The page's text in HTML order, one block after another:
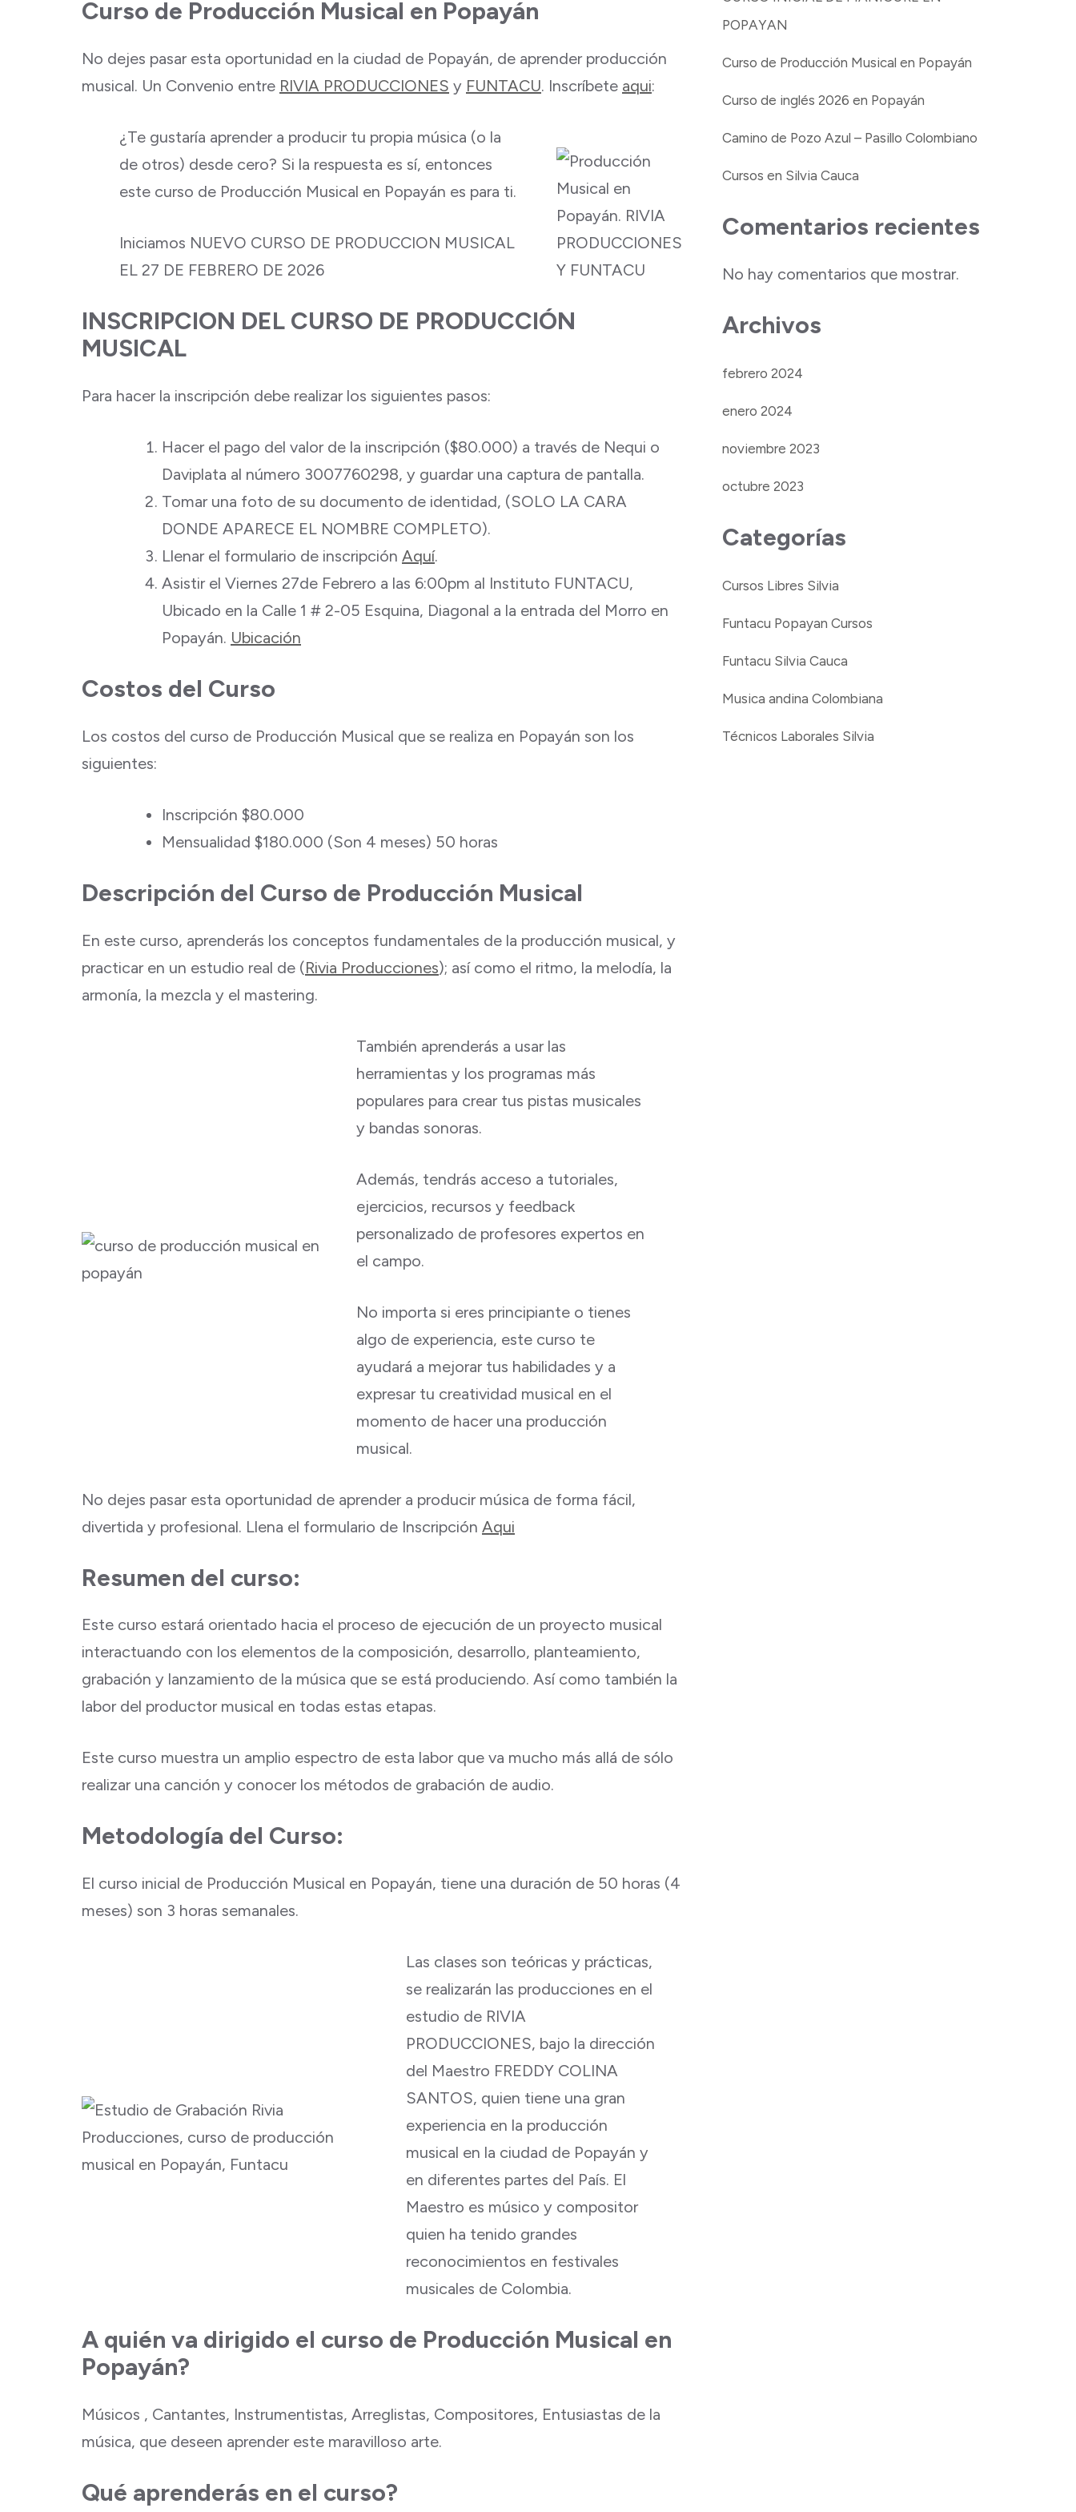
Curso de Producción Musical en Popayán
No dejes pasar esta oportunidad en la ciudad de Popayán, de aprender producción
musical. Un Convenio entre RIVIA PRODUCCIONES y FUNTACU. Inscríbete aqui:
¿Te gustaría aprender a producir tu propia música (o la
de otros) desde cero? Si la respuesta es sí, entonces
este curso de Producción Musical en Popayán es para ti.
Iniciamos NUEVO CURSO DE PRODUCCION MUSICAL
EL 27 DE FEBRERO DE 2026
INSCRIPCION DEL CURSO DE PRODUCCIÓN
MUSICAL
Para hacer la inscripción debe realizar los siguientes pasos:
Hacer el pago del valor de la inscripción ($80.000) a través de Nequi o
Daviplata al número 3007760298, y guardar una captura de pantalla.
Tomar una foto de su documento de identidad, (SOLO LA CARA
DONDE APARECE EL NOMBRE COMPLETO).
Llenar el formulario de inscripción Aquí.
Asistir el Viernes 27de Febrero a las 6:00pm al Instituto FUNTACU,
Ubicado en la Calle 1 # 2-05 Esquina, Diagonal a la entrada del Morro en
Popayán. Ubicación
Costos del Curso
Los costos del curso de Producción Musical que se realiza en Popayán son los
siguientes:
Inscripción $80.000
Mensualidad $180.000 (Son 4 meses) 50 horas
Descripción del Curso de Producción Musical
En este curso, aprenderás los conceptos fundamentales de la producción musical, y
practicar en un estudio real de (Rivia Producciones); así como el ritmo, la melodía, la
armonía, la mezcla y el mastering.
También aprenderás a usar las
herramientas y los programas más
populares para crear tus pistas musicales
y bandas sonoras.
Además, tendrás acceso a tutoriales,
ejercicios, recursos y feedback
personalizado de profesores expertos en
el campo.
No importa si eres principiante o tienes
algo de experiencia, este curso te
ayudará a mejorar tus habilidades y a
expresar tu creatividad musical en el
momento de hacer una producción
musical.
No dejes pasar esta oportunidad de aprender a producir música de forma fácil,
divertida y profesional. Llena el formulario de Inscripción Aqui
Resumen del curso:
Este curso estará orientado hacia el proceso de ejecución de un proyecto musical
interactuando con los elementos de la composición, desarrollo, planteamiento,
grabación y lanzamiento de la música que se está produciendo. Así como también la
labor del productor musical en todas estas etapas.
Este curso muestra un amplio espectro de esta labor que va mucho más allá de sólo
realizar una canción y conocer los métodos de grabación de audio.
Metodología del Curso:
El curso inicial de Producción Musical en Popayán, tiene una duración de 50 horas (4
meses) son 3 horas semanales.
Las clases son teóricas y prácticas,
se realizarán las producciones en el
estudio de RIVIA
PRODUCCIONES, bajo la dirección
del Maestro FREDDY COLINA
SANTOS, quien tiene una gran
experiencia en la producción
musical en la ciudad de Popayán y
en diferentes partes del País. El
Maestro es músico y compositor
quien ha tenido grandes
reconocimientos en festivales
musicales de Colombia.
A quién va dirigido el curso de Producción Musical en
Popayán?
Músicos , Cantantes, Instrumentistas, Arreglistas, Compositores, Entusiastas de la
música, que deseen aprender este maravilloso arte.
Qué aprenderás en el curso?
POPAYAN
Curso de Producción Musical en Popayán
Curso de inglés 2026 en Popayán
Camino de Pozo Azul – Pasillo Colombiano
Cursos en Silvia Cauca
Comentarios recientes
No hay comentarios que mostrar.
Archivos
febrero 2024
enero 2024
noviembre 2023
octubre 2023
Categorías
Cursos Libres Silvia
Funtacu Popayan Cursos
Funtacu Silvia Cauca
Musica andina Colombiana
Técnicos Laborales Silvia